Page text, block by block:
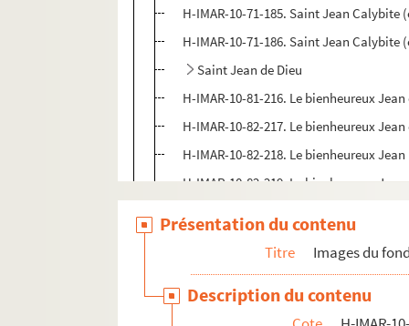
H-IMAR-10-71-185. Saint Jean Calybite
H-IMAR-10-71-186. Saint Jean Calybite
Saint Jean de Dieu
H-IMAR-10-81-216. Le bienheureux
H-IMAR-10-82-217. Le bienheureux
H-IMAR-10-82-218. Le bienheureux
H-IMAR-10-82-219. Le bienheureux
H-IMAR-10-85-223. Saint Jean Kenty,
Présentation du contenu
Titre Images du
Description du contenu